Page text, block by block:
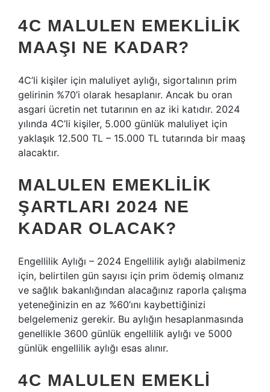
4C MALULEN EMEKLILIK
MAAŞI NE KADAR?
4C’li kişiler için maluliyet aylığı, sigortalının prim
gelirinin %70’i olarak hesaplanır. Ancak bu oran
asgari ücretin net tutarının en az iki katıdır. 2024
yılında 4C’li kişiler, 5.000 günlük maluliyet için
yaklaşık 12.500 TL – 15.000 TL tutarında bir maaş
alacaktır.
MALULEN EMEKLILIK
ŞARTLARI 2024 NE
KADAR OLACAK?
Engellilik Aylığı – 2024 Engellilik aylığı alabilmeniz
için, belirtilen gün sayısı için prim ödemiş olmanız
ve sağlık bakanlığından alacağınız raporla çalışma
yeteneğinizin en az %60’ını kaybettiğinizi
belgelemeniz gerekir. Bu aylığın hesaplanmasında
genellikle 3600 günlük engellilik aylığı ve 5000
günlük engellilik aylığı esas alınır.
4C MALULEN EMEKLI